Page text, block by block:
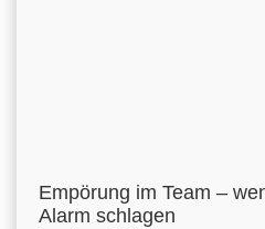
Empörung im Team –
Alarm schlagen